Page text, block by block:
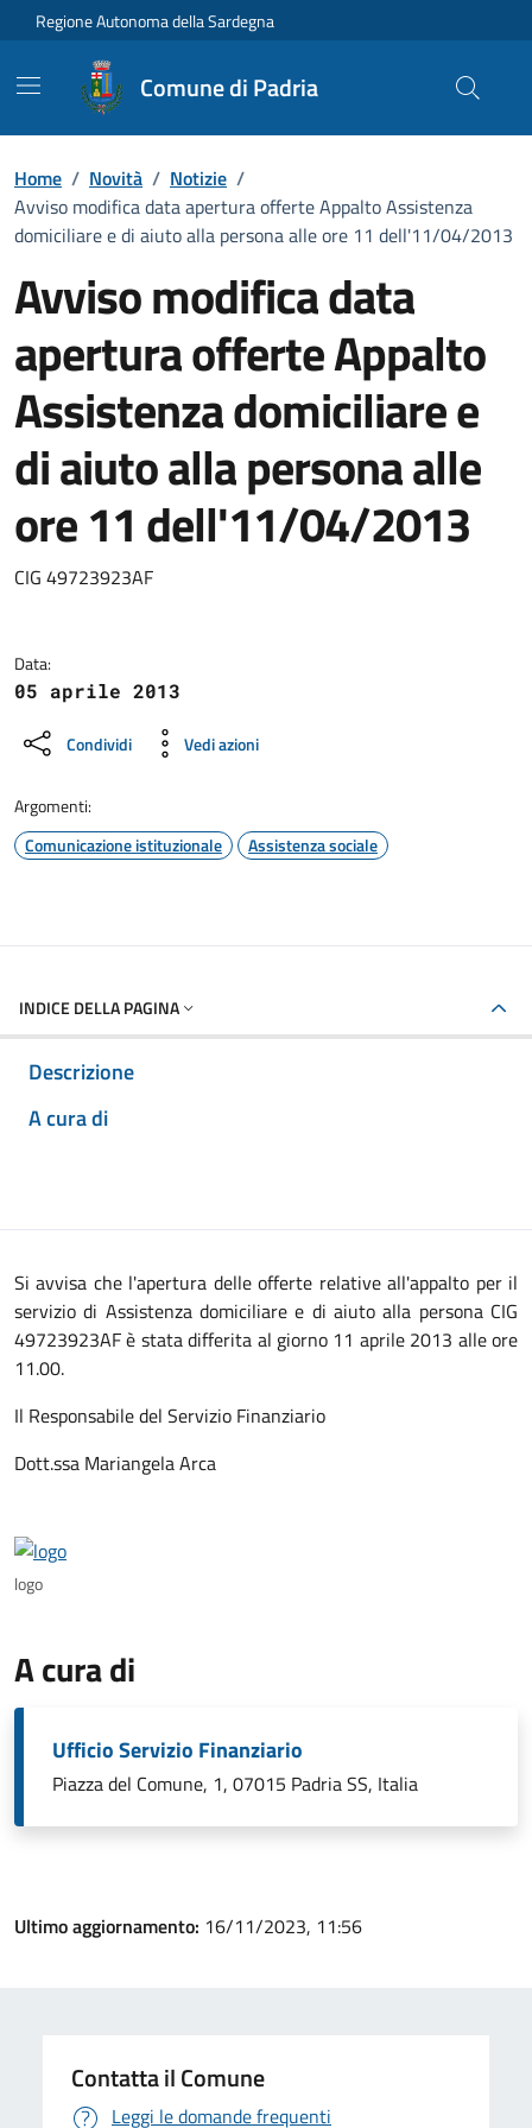
Vai ai contenuti
Vai al Footer
Regione Autonoma della Sardegna
Comune di Padria
Home / Novità / Notizie /
Avviso modifica data apertura offerte Appalto Assistenza
domiciliare e di aiuto alla persona alle ore 11 dell'11/04/2013
Avviso modifica data
apertura offerte Appalto
Assistenza domiciliare e
di aiuto alla persona alle
ore 11 dell'11/04/2013
Dettagli della notizia
CIG 49723923AF
Data:
05 aprile 2013
Condividi Vedi azioni
Argomenti:
Comunicazione istituzionale
Assistenza sociale
INDICE DELLA PAGINA
Descrizione
A cura di
Si avvisa che l'apertura delle offerte relative all'appalto per il
servizio di Assistenza domiciliare e di aiuto alla persona CIG
49723923AF è stata differita al giorno 11 aprile 2013 alle ore
11.00.
Il Responsabile del Servizio Finanziario
Dott.ssa Mariangela Arca
logo
A cura di
Ufficio Servizio Finanziario
Piazza del Comune, 1, 07015 Padria SS, Italia
Ultimo aggiornamento: 16/11/2023, 11:56
Contatta il Comune
Leggi le domande frequenti